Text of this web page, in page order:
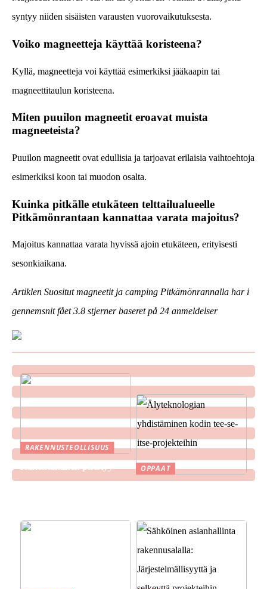
syntyy niiden sisäisten varausten vuorovaikutuksesta.
Voiko magneetteja käyttää koristeena?
Kyllä, magneetteja voi käyttää esimerkiksi jääkaapin tai
magneettitaulun koristeena.
Miten puuilon magneetit eroavat muista
magneeteista?
Puuilon magneetit ovat edullisia ja tarjoavat erilaisia vaihtoehtoja
esimerkiksi koon tai muodon osalta.
Kuinka pitkälle etukäteen telttailualueelle
Pitkämönrantaan kannattaa varata majoitus?
Majoitus kannattaa varata hyvissä ajoin etukäteen, erityisesti
sesonkiaikana.
Artiklen Suositut magneetit ja camping Pitkämönrannalla har i
gennemsnit fået3.8 stjerner baseret på 24 anmeldelser
RAKENNUSTEOLLISUUS
OPPAAT